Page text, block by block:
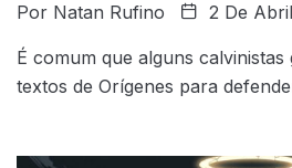
Por Natan Rufino 2 De
É comum que alguns calvinistas
textos de Orígenes para